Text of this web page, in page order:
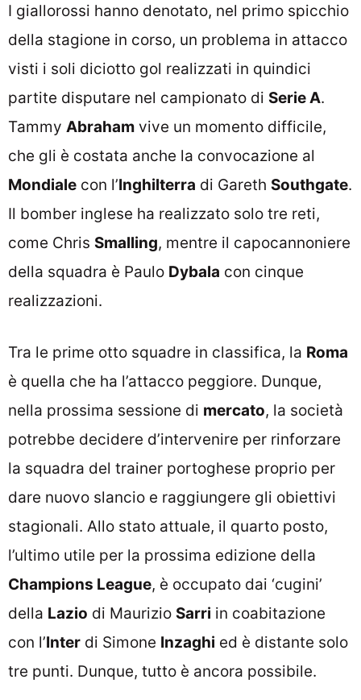
I giallorossi hanno denotato, nel primo spicchio
della stagione in corso, un problema in attacco
visti i soli diciotto gol realizzati in quindici
partite disputare nel campionato di Serie A.
Tammy Abraham vive un momento difficile,
che gli è costata anche la convocazione al
Mondiale con l’Inghilterra di Gareth Southgate.
Il bomber inglese ha realizzato solo tre reti,
come Chris Smalling, mentre il capocannoniere
della squadra è Paulo Dybala con cinque
realizzazioni.
Tra le prime otto squadre in classifica, la Roma
è quella che ha l’attacco peggiore. Dunque,
nella prossima sessione di mercato, la società
potrebbe decidere d’intervenire per rinforzare
la squadra del trainer portoghese proprio per
dare nuovo slancio e raggiungere gli obiettivi
stagionali. Allo stato attuale, il quarto posto,
l’ultimo utile per la prossima edizione della
Champions League, è occupato dai ‘cugini’
della Lazio di Maurizio Sarri in coabitazione
con l’Inter di Simone Inzaghi ed è distante solo
tre punti. Dunque, tutto è ancora possibile.